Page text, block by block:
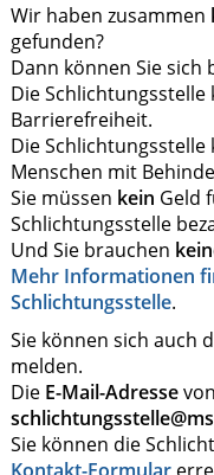
Wir haben zusammen
gefunden?
Dann können Sie sich
Die
Barrierefreiheit.
Die
Menschen mit
Sie müssen kein Geld
Schlichtungsstelle
Und Sie brauchen
Mehr Informationen
Schlichtungsstelle.
Sie können sich auch
melden.
Die E-Mail-Adresse
Sie können die